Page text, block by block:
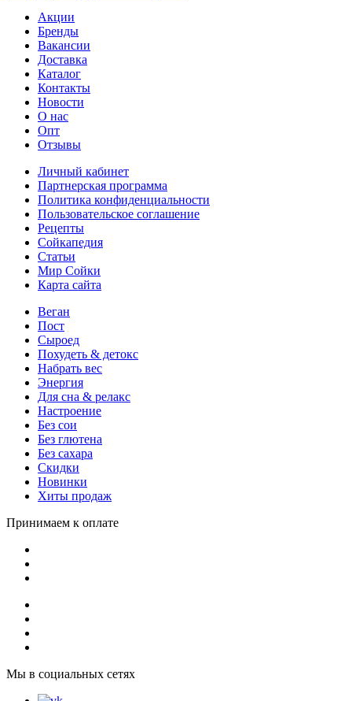
Акции
Бренды
Вакансии
Доставка
Каталог
Контакты
Новости
О нас
Опт
Отзывы
Личный кабинет
Партнерская программа
Политика конфиденциальности
Пользовательское соглашение
Рецепты
Сойкапедия
Статьи
Мир Сойки
Карта сайта
Веган
Пост
Сыроед
Похудеть & детокс
Набрать вес
Энергия
Для сна & релакс
Настроение
Без сои
Без глютена
Без сахара
Скидки
Новинки
Хиты продаж
Принимаем к оплате
Мы в социальных сетях